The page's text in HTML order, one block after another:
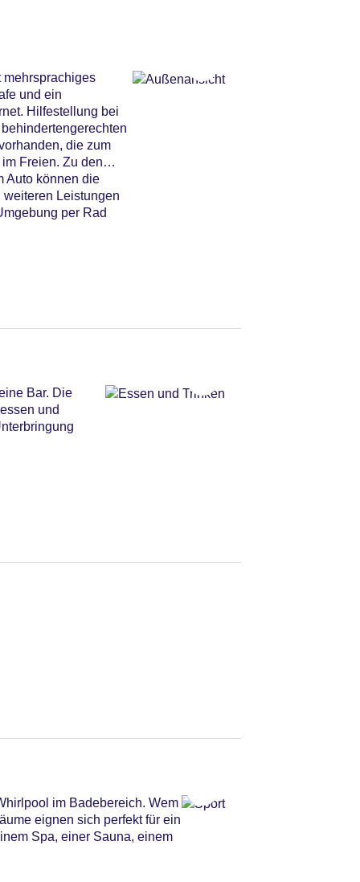
mehrsprachiges
und ein
Hilfestellung bei
die zum
Freien. Zu den
Auto können die
weiteren Leistungen
per Rad
Bar. Die
und
im Badebereich. Wem
eignen sich perfekt für ein
Spa, einer Sauna, einem